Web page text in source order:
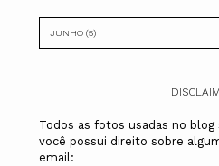
Todos as fotos usadas no
você possui direito sobre
email: